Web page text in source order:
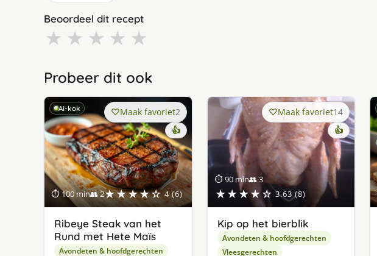
Beoordeel dit recept
★ ★ ★ ★ ★
Probeer dit ook
AI-kok
⏱ 100 min👥 2★★★★☆ 4 (6)
Maak favoriet2
👍
Ribeye Steak van het
Rund met Hete Maïs
Avondeten & hoofdgerechten
⏱ 90 min👥 3
★★★★☆ 3.63 (8)
Maak favoriet14
👍
Kip op het bierblik
Avondeten & hoofdgerechten
Vleesgerechten